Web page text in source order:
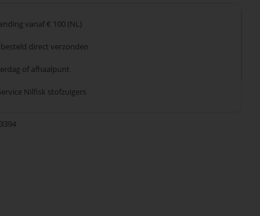
vanaf € 100 (NL)
direct verzonden
of afhaalpunt
Nilfisk stofzuigers